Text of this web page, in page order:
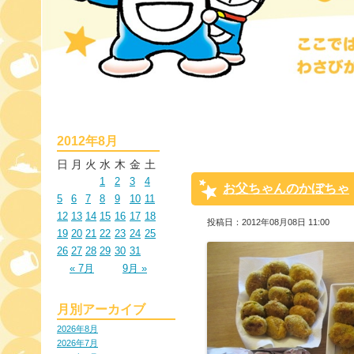
2012年8月
日 月 火 水 木 金 土
1 2 3
4
5
6 7 8 9 10 11
12 13 14 15 16 17 18
19 20 21 22 23 24 25
26 27 28 29 30 31
« 7月
9月 »
月別アーカイブ
2026年8月
2026年7月
お父ちゃんのかぼちゃ
投稿日：2012年08月08日 11:00